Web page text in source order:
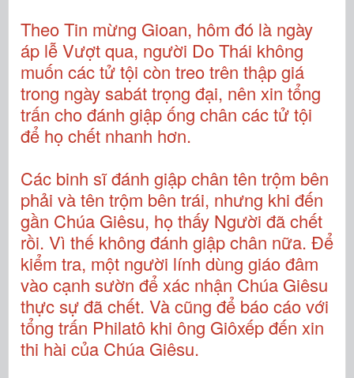
Theo Tin mừng Gioan, hôm đó là ngày
áp lễ Vượt qua, người Do Thái không
muốn các tử tội còn treo trên thập giá
trong ngày sabát trọng đại, nên xin tổng
trấn cho đánh giập ống chân các tử tội
để họ chết nhanh hơn.
Các binh sĩ đánh giập chân tên trộm bên
phải và tên trộm bên trái, nhưng khi đến
gần Chúa Giêsu, họ thấy Người đã chết
rồi. Vì thế không đánh giập chân nữa. Để
kiểm tra, một người lính dùng giáo đâm
vào cạnh sườn để xác nhận Chúa Giêsu
thực sự đã chết. Và cũng để báo cáo với
tổng trấn Philatô khi ông Giôxếp đến xin
thi hài của Chúa Giêsu.